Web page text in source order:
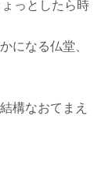
っとしたら時
になる仏堂、
構なおてまえ